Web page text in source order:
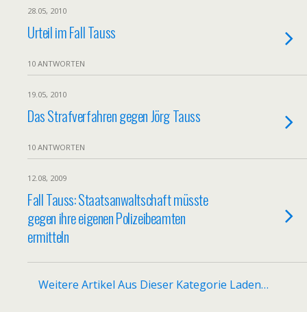
28.05, 2010
Urteil im Fall Tauss
10 ANTWORTEN
19.05, 2010
Das Strafverfahren gegen Jörg Tauss
10 ANTWORTEN
12.08, 2009
Fall Tauss: Staatsanwaltschaft müsste
gegen ihre eigenen Polizeibeamten
ermitteln
Weitere Artikel Aus Dieser Kategorie Laden…